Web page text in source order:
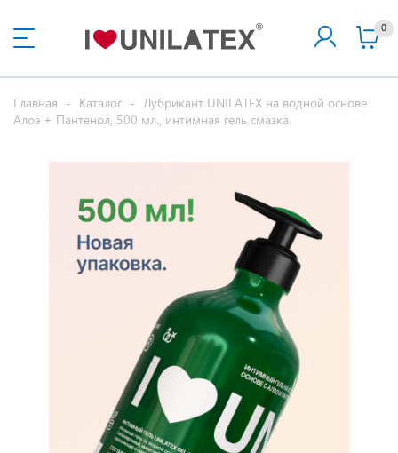
0
Главная - Каталог -
Лубрикант UNILATEX на водной основе
Алоэ + Пантенол, 500 мл., интимная гель смазка.